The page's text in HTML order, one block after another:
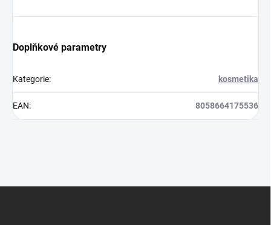
Doplňkové parametry
Kategorie: kosmetika
EAN: 8058664175536